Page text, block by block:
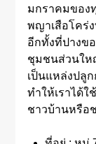
มกราคมของ
พญาเสือโคร่
อีกทั้งที่ปางข
ชุมชนส่วนให
เป็นแหล่งปลู
ทำให้เราได้ใ
ชาวบ้านหรือ